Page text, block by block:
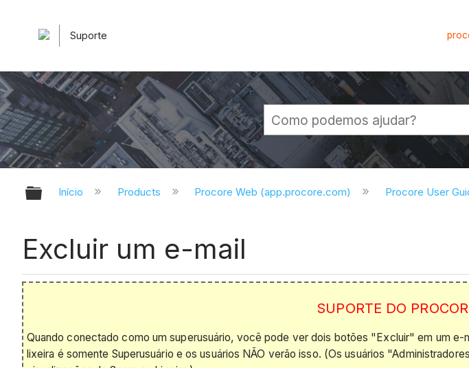
Suporte
Expandir/recolher hierarquia global
Início Products Procore Web (app.procore.com) Procore User
Excluir um e-mail
SUPORTE DO
Quando conectado como um superusuário, você pode ver dois botões "Excluir" em um
lixeira é somente Superusuário e os usuários NÃO verão isso. (Os usuários